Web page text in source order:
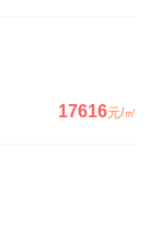
17616元/㎡